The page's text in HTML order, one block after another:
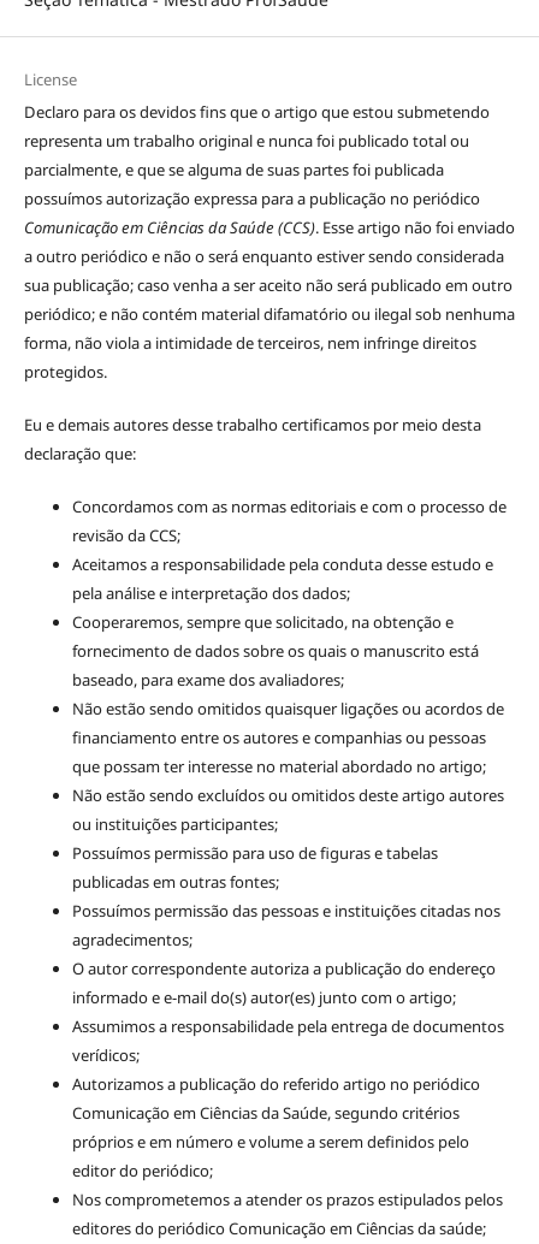
License
Declaro para os devidos fins que o artigo que estou submetendo
representa um trabalho original e nunca foi publicado total ou
parcialmente, e que se alguma de suas partes foi publicada
possuímos autorização expressa para a publicação no periódico
Comunicação em Ciências da Saúde (CCS). Esse artigo não foi enviado
a outro periódico e não o será enquanto estiver sendo considerada
sua publicação; caso venha a ser aceito não será publicado em outro
periódico; e não contém material difamatório ou ilegal sob nenhuma
forma, não viola a intimidade de terceiros, nem infringe direitos
protegidos.
Eu e demais autores desse trabalho certificamos por meio desta
declaração que:
Concordamos com as normas editoriais e com o processo de
revisão da CCS;
Aceitamos a responsabilidade pela conduta desse estudo e
pela análise e interpretação dos dados;
Cooperaremos, sempre que solicitado, na obtenção e
fornecimento de dados sobre os quais o manuscrito está
baseado, para exame dos avaliadores;
Não estão sendo omitidos quaisquer ligações ou acordos de
financiamento entre os autores e companhias ou pessoas
que possam ter interesse no material abordado no artigo;
Não estão sendo excluídos ou omitidos deste artigo autores
ou instituições participantes;
Possuímos permissão para uso de figuras e tabelas
publicadas em outras fontes;
Possuímos permissão das pessoas e instituições citadas nos
agradecimentos;
O autor correspondente autoriza a publicação do endereço
informado e e-mail do(s) autor(es) junto com o artigo;
Assumimos a responsabilidade pela entrega de documentos
verídicos;
Autorizamos a publicação do referido artigo no periódico
Comunicação em Ciências da Saúde, segundo critérios
próprios e em número e volume a serem definidos pelo
editor do periódico;
Nos comprometemos a atender os prazos estipulados pelos
editores do periódico Comunicação em Ciências da saúde;